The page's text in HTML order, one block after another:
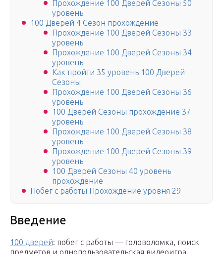
Прохождение 100 Дверей Сезоны 50
уровень
100 Дверей 4 Сезон прохождение
Прохождение 100 Дверей Сезоны 33
уровень
Прохождение 100 Дверей Сезоны 34
уровень
Как пройти 35 уровень 100 Дверей
Сезоны
Прохождение 100 Дверей Сезоны 36
уровень
100 Дверей Сезоны прохождение 37
уровень
Прохождение 100 Дверей Сезоны 38
уровень
Прохождение 100 Дверей Сезоны 39
уровень
100 Дверей Сезоны 40 уровень
прохождение
Побег с работы Прохождение уровня 29
Введение
100 дверей: побег с работы — головоломка, поиск
предметов и однопользовательская видеоигра,